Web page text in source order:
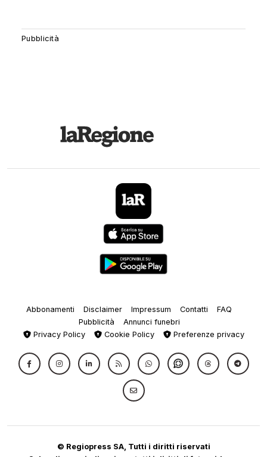
Abbonamenti Disclaimer Impressum Contatti
FAQ
Pubblicità
Annunci funebri
Privacy Policy
Cookie Policy Preferenze privacy
© Regiopress SA, Tutti i diritti riservati